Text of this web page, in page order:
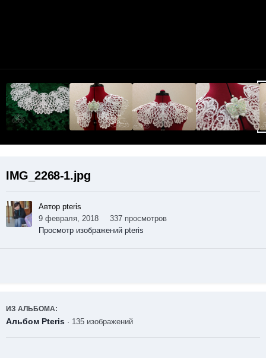
IMG_2268-1.jpg
Автор pteris
9 февраля, 2018
337 просмотров
Просмотр изображений pteris
ИЗ АЛЬБОМА:
Альбом Pteris · 135 изображений